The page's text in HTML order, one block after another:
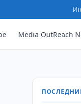
Media OutReach